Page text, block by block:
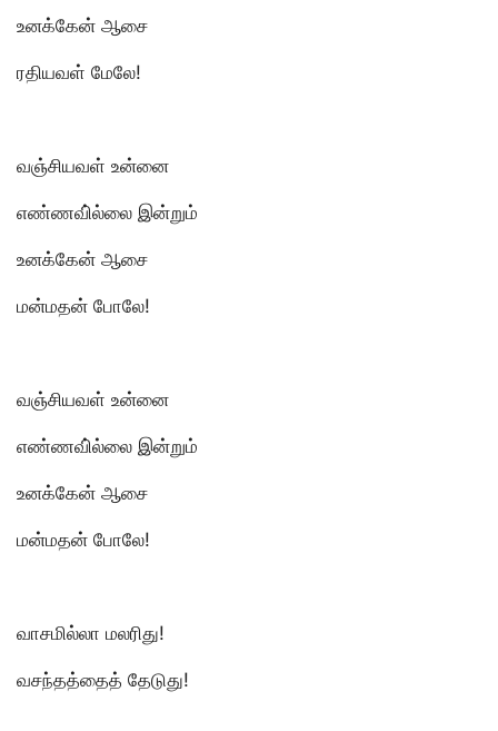
உனக்கேன் ஆசை
ரதியவள் மேலே!
வஞ்சியவள் உன்னை
எண்ணவி்ல்லை இன்றும்
உனக்கேன் ஆசை
மன்மதன் போலே!
வஞ்சியவள் உன்னை
எண்ணவி்ல்லை இன்றும்
உனக்கேன் ஆசை
மன்மதன் போலே!
வாசமில்லா மலரிது!
வசந்தத்தைத் தேடுது!